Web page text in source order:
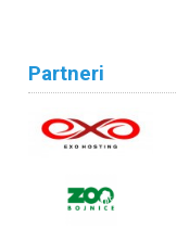
Partneri